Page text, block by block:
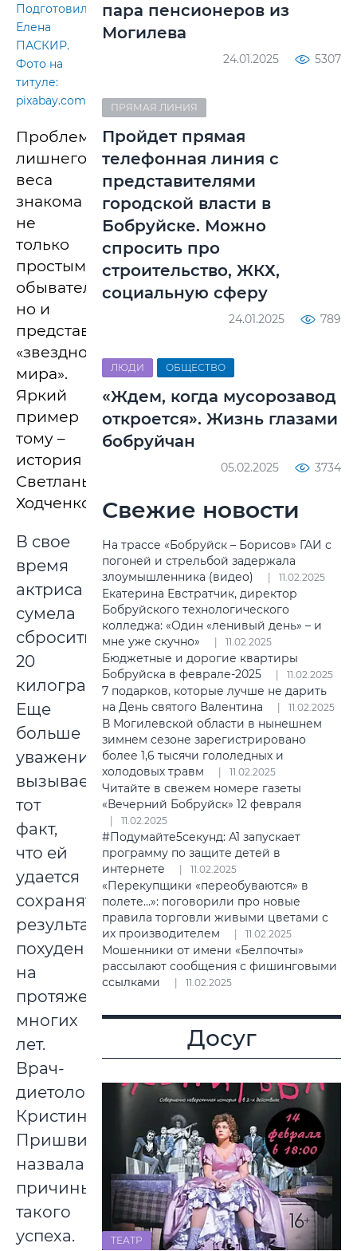
Подготовила
Елена
ПАСКИР.
Фото на
титуле:
pixabay.com
Проблема
лишнего
веса
знакома
не
только
простым
обывателям,
но и
представителям
«звездного
мира».
Яркий
пример
тому –
история
Светланы
Ходченковой.
В свое
время
актриса
сумела
сбросить
20
килограммов.
Еще
больше
уважения
вызывает
тот
факт,
что ей
удается
сохранять
результат
похудения
на
протяжении
многих
лет.
Врач-
диетолог
Кристина
Пришвина
назвала
причины
такого
успеха.
пара пенсионеров из
Могилева
24.01.2025 5307
ПРЯМАЯ ЛИНИЯ
Пройдет прямая
телефонная линия с
представителями
городской власти в
Бобруйске. Можно
спросить про
строительство, ЖКХ,
социальную сферу
24.01.2025 789
ЛЮДИ ОБЩЕСТВО
«Ждем, когда мусорозавод
откроется». Жизнь глазами
бобруйчан
05.02.2025 3734
Свежие новости
На трассе «Бобруйск – Борисов» ГАИ с
погоней и стрельбой задержала
злоумышленника (видео)
11.02.2025
Екатерина Евстратчик, директор
Бобруйского технологического
колледжа: «Один «ленивый день» – и
мне уже скучно»
11.02.2025
Бюджетные и дорогие квартиры
Бобруйска в феврале-2025
11.02.2025
7 подарков, которые лучше не дарить
на День святого Валентина
11.02.2025
В Могилевской области в нынешнем
зимнем сезоне зарегистрировано
более 1,6 тысячи гололедных и
холодовых травм
11.02.2025
Читайте в свежем номере газеты
«Вечерний Бобруйск» 12 февраля
11.02.2025
#Подумайте5секунд: А1 запускает
программу по защите детей в
интернете
11.02.2025
«Перекупщики «переобуваются» в
полете…»: поговорили про новые
правила торговли живыми цветами с
их производителем
11.02.2025
Мошенники от имени «Белпочты»
рассылают сообщения с фишинговыми
ссылками
11.02.2025
Досуг
ТЕАТР